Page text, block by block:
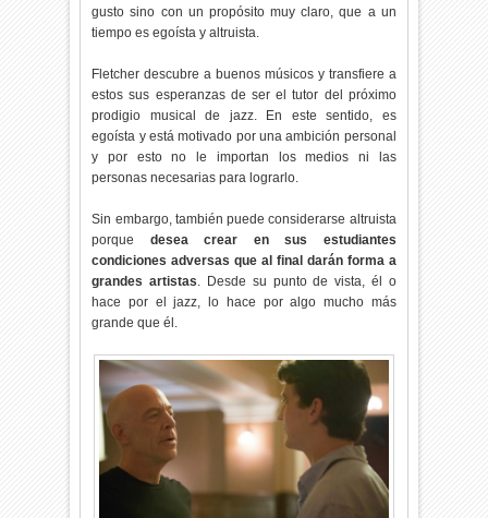
gusto sino con un propósito muy claro, que a un
tiempo es egoísta y altruista.
Fletcher descubre a buenos músicos y transfiere a
estos sus esperanzas de ser el tutor del próximo
prodigio musical de jazz. En este sentido, es
egoísta y está motivado por una ambición personal
y por esto no le importan los medios ni las
personas necesarias para lograrlo.
Sin embargo, también puede considerarse altruista
porque desea crear en sus estudiantes
condiciones adversas que al final darán forma a
grandes artistas. Desde su punto de vista, él o
hace por el jazz, lo hace por algo mucho más
grande que él.